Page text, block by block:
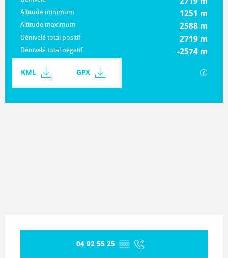
Altitude minimum 1251 m
Altitude maximum 2588 m
Dénivelé total positif 2719 m
Dénivelé total négatif -2574 m
KML GPX
04 92 55 25 ▒▒